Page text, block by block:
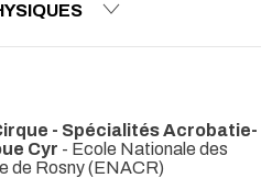
- Spécialités Acrobatie-
Cyr - Ecole Nationale des
de Rosny (ENACR)